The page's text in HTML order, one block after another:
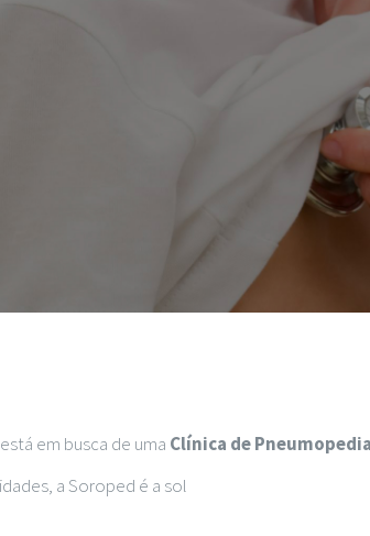
em busca de uma Clínica de
a Soroped é a sol